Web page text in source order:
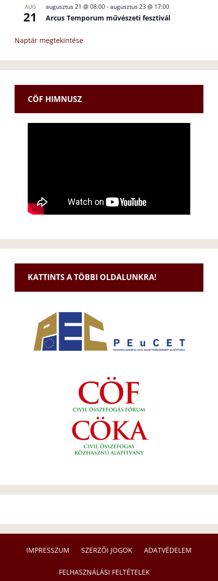
AUG
21
augusztus 21 @ 08:00-augusztus 23 @ 17:00
Arcus Temporum művészeti fesztivál
Naptár megtekintése
CÖF HIMNUSZ
KATTINTS A TÖBBI OLDALUNKRA!
IMPRESSZUM SZERZŐI JOGOK ADATVÉDELEM
FELHASZNÁLÁSI FELTÉTELEK